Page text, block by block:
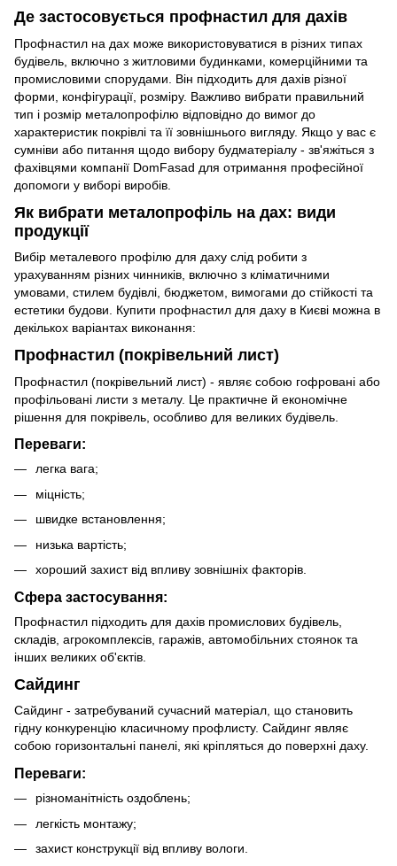
Де застосовується профнастил для дахів
Профнастил на дах може використовуватися в різних типах
будівель, включно з житловими будинками, комерційними та
промисловими спорудами. Він підходить для дахів різної
форми, конфігурації, розміру. Важливо вибрати правильний
тип і розмір металопрофілю відповідно до вимог до
характеристик покрівлі та її зовнішнього вигляду. Якщо у вас є
сумніви або питання щодо вибору будматеріалу - зв'яжіться з
фахівцями компанії DomFasad для отримання професійної
допомоги у виборі виробів.
Як вибрати металопрофіль на дах: види
продукції
Вибір металевого профілю для даху слід робити з
урахуванням різних чинників, включно з кліматичними
умовами, стилем будівлі, бюджетом, вимогами до стійкості та
естетики будови. Купити профнастил для даху в Києві можна в
декількох варіантах виконання:
Профнастил (покрівельний лист)
Профнастил (покрівельний лист) - являє собою гофровані або
профільовані листи з металу. Це практичне й економічне
рішення для покрівель, особливо для великих будівель.
Переваги:
легка вага;
міцність;
швидке встановлення;
низька вартість;
хороший захист від впливу зовнішніх факторів.
Сфера застосування:
Профнастил підходить для дахів промислових будівель,
складів, агрокомплексів, гаражів, автомобільних стоянок та
інших великих об'єктів.
Сайдинг
Сайдинг - затребуваний сучасний матеріал, що становить
гідну конкуренцію класичному профлисту. Сайдинг являє
собою горизонтальні панелі, які кріпляться до поверхні даху.
Переваги:
різноманітність оздоблень;
легкість монтажу;
захист конструкції від впливу вологи.